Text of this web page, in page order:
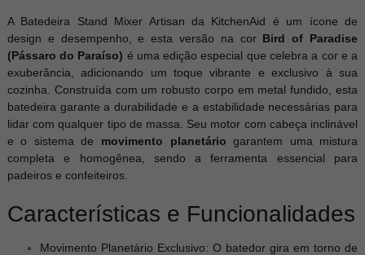
A Batedeira Stand Mixer Artisan da KitchenAid é um ícone de
design e desempenho, e esta versão na cor Bird of Paradise
(Pássaro do Paraíso) é uma edição especial que celebra a cor e a
exuberância, adicionando um toque vibrante e exclusivo à sua
cozinha. Construída com um robusto corpo em metal fundido, esta
batedeira garante a durabilidade e a estabilidade necessárias para
lidar com qualquer tipo de massa. Seu motor com cabeça inclinável
e o sistema de movimento planetário garantem uma mistura
completa e homogênea, sendo a ferramenta essencial para
padeiros e confeiteiros.
Características e Funcionalidades
Movimento Planetário Exclusivo: O batedor gira em torno de